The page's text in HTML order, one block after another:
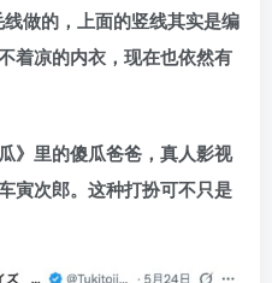
做的，上面的竖线其实是编
着凉的内衣，现在也依然有
》里的傻瓜爸爸，真人影视
寅次郎。这种打扮可不只是